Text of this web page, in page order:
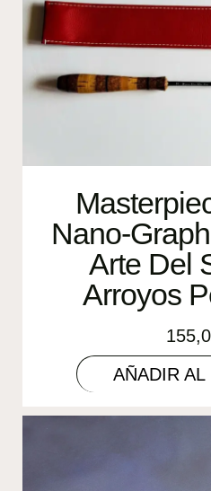
Nano-
Arte Del
Arroyos
AÑADIR AL